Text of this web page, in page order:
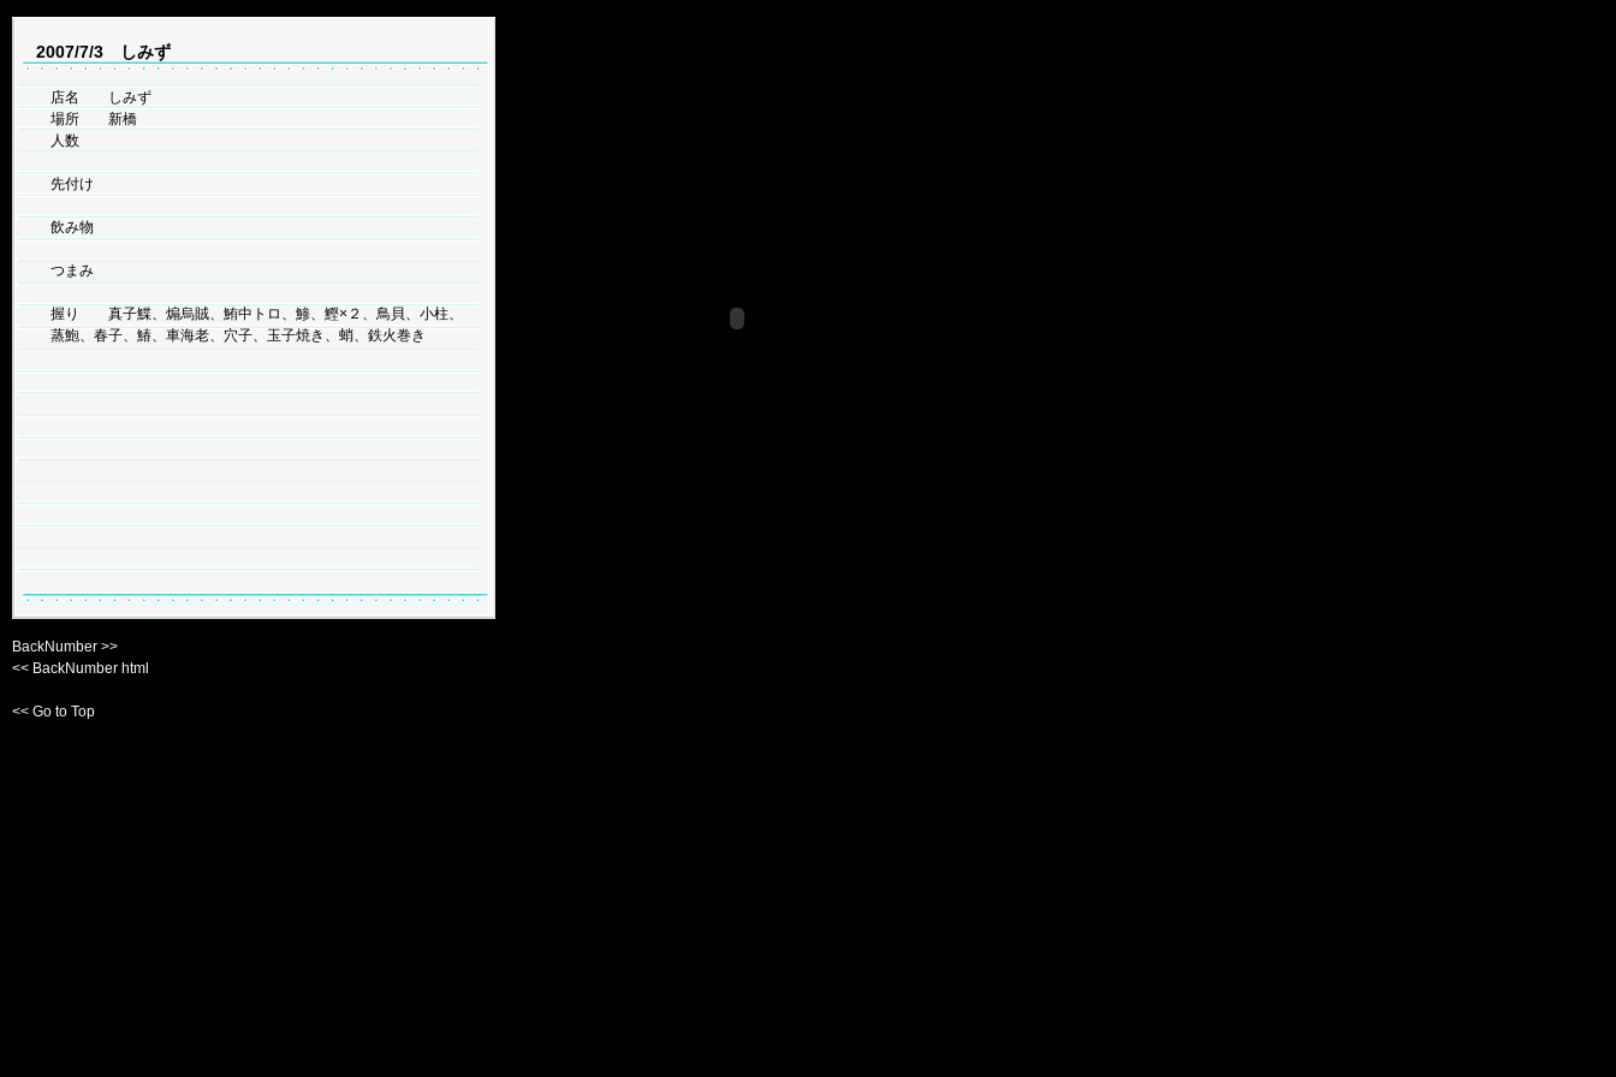
2007/7/3 しみず
店名 しみず
場所 新橋
人数
先付け
飲み物
つまみ
握り 真子鰈、煽烏賊、鮪中トロ、鯵、鰹×２、鳥貝、小柱、
蒸鮑、春子、鰆、車海老、穴子、玉子焼き、蛸、鉄火巻き
BackNumber >>
<< BackNumber html
<< Go to Top